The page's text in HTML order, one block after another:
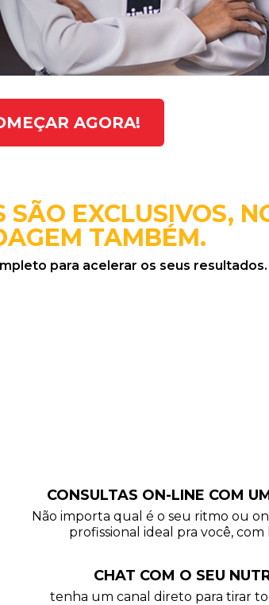
AGORA!
SÃO EXCLUSIVOS,
TAMBÉM.
para acelerar os seus
CONSULTAS ON-LINE COM
Não importa qual é o seu ritmo ou
profissional ideal pra você, com
CHAT COM O SEU
tenha um canal direto para tirar